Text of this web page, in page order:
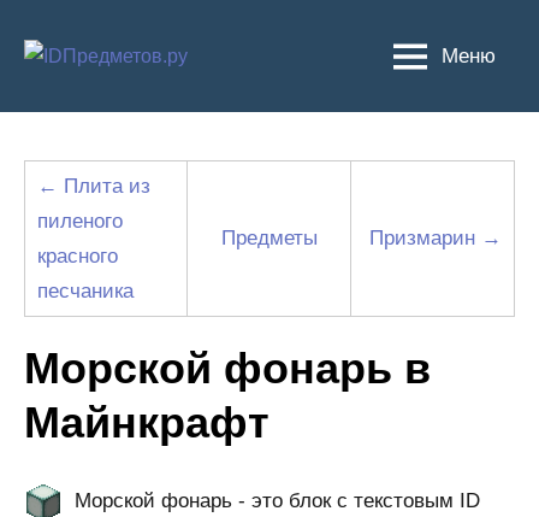
Меню
← Плита из
пиленого
красного
песчаника
Предметы Призмарин →
Морской фонарь в
Майнкрафт
Морской фонарь - это блок с текстовым ID